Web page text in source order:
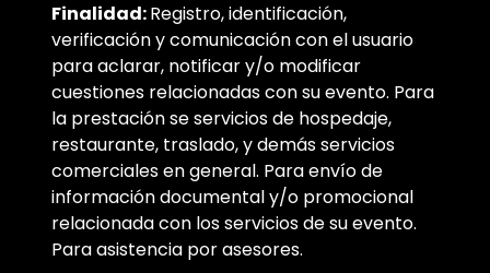
Finalidad:Registro, identificación,
verificación y comunicación con el usuario
para aclarar, notificar y/o modificar
cuestiones relacionadas con su evento. Para
la prestación se servicios de hospedaje,
restaurante, traslado, y demás servicios
comerciales en general. Para envío de
información documental y/o promocional
relacionada con los servicios de su evento.
Para asistencia por asesores.